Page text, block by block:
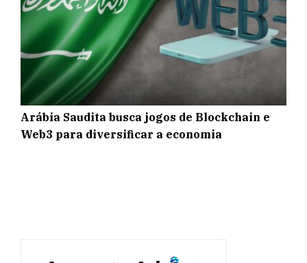
Arábia Saudita busca jogos de Blockchain e
Web3 para diversificar a economia